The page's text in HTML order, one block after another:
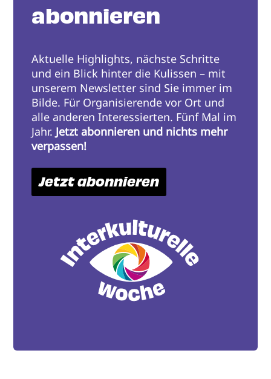
abonnieren
Aktuelle Highlights, nächste Schritte
und ein Blick hinter die Kulissen – mit
unserem Newsletter sind Sie immer im
Bilde. Für Organisierende vor Ort und
alle anderen Interessierten. Fünf Mal im
Jahr. Jetzt abonnieren und nichts mehr
verpassen!
Jetzt abonnieren